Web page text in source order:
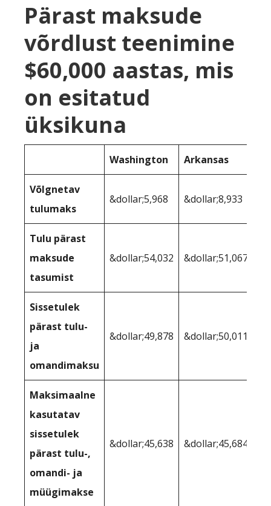
Pärast maksude
võrdlust teenimine
$60,000 aastas, mis
on esitatud
üksikuna
Washington Arkansas
Võlgnetav
tulumaks
&dollar;5,968 &dollar;8,933
Tulu pärast
maksude
tasumist
&dollar;54,032 &dollar;51,067
Sissetulek
pärast tulu-
ja
omandimaksu
&dollar;49,878 &dollar;50,011
Maksimaalne
kasutatav
sissetulek
pärast tulu-,
omandi- ja
müügimakse
&dollar;45,638 &dollar;45,684